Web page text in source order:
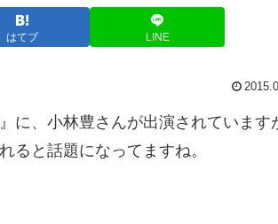
はてブ LINE
に、小林豊さんが出演されています
ると話題になってますね。